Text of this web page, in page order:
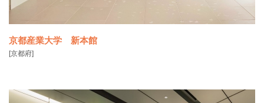
京都産業大学 新本館
[京都府]